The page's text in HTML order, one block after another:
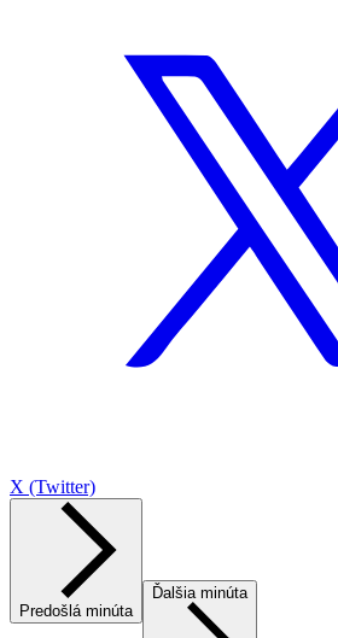
X (Twitter)
Predošlá minúta
Ďalšia minúta